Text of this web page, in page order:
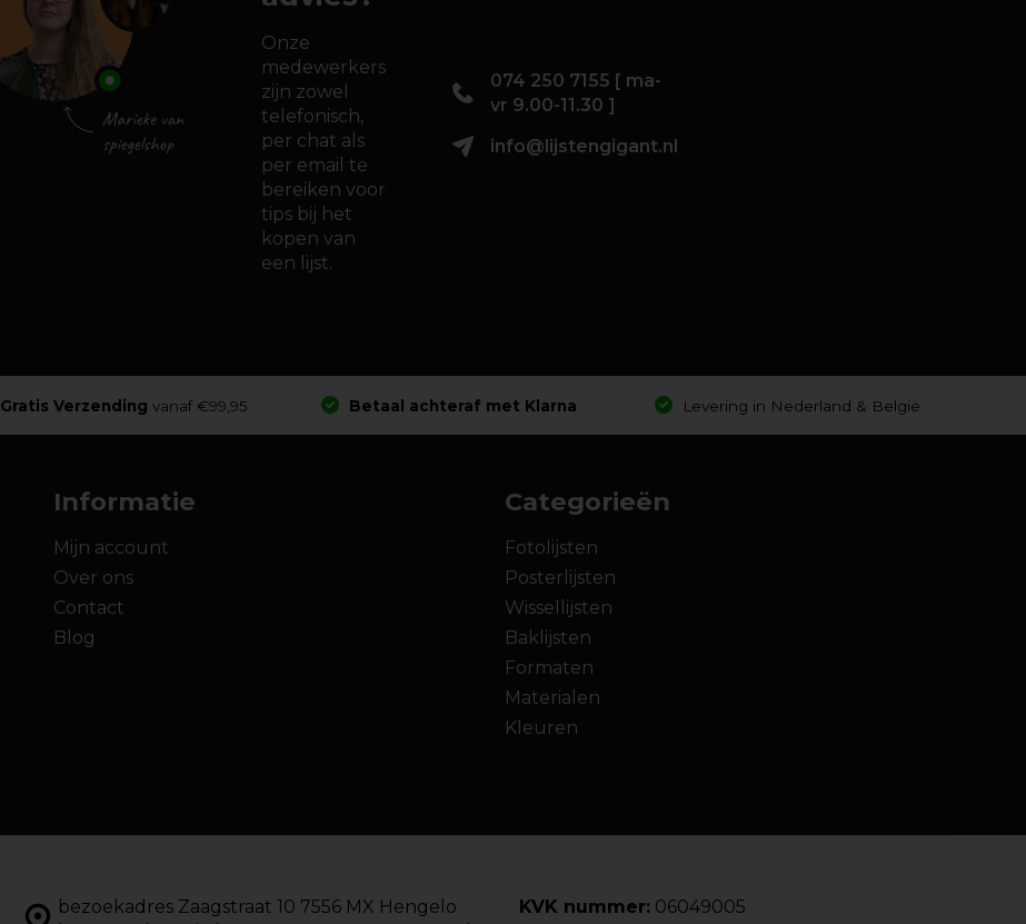
Onze
medewerkers
zijn zowel
telefonisch,
per chat als
per email te
bereiken voor
tips bij het
kopen van
een lijst.
074 250 7155 [ ma-
vr 9.00-11.30 ]
info@lijstengigant.nl
Gratis Verzending vanaf €99,95 Betaal achteraf met Klarna Levering in Nederland & België
Informatie
Mijn account
Over ons
Contact
Blog
Categorieën
Fotolijsten
Posterlijsten
Wissellijsten
Baklijsten
Formaten
Materialen
Kleuren
bezoekadres Zaagstraat 10 7556 MX Hengelo
KVK nummer: 06049005